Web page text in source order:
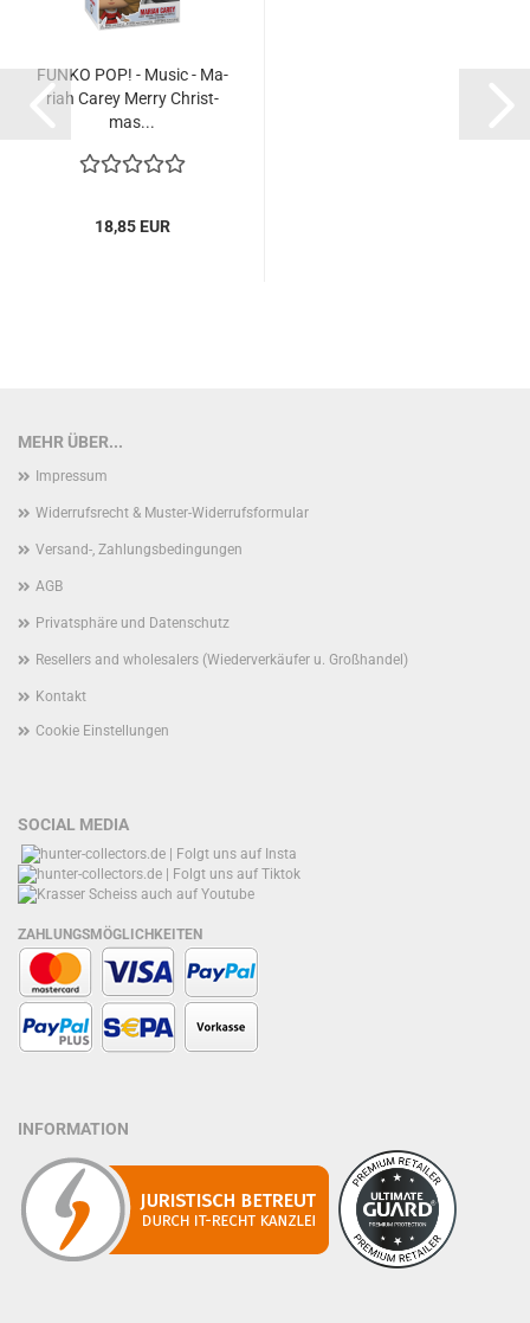
FUNKO POP! - Music - Ma­
riah Carey Merry Christ­
mas...
18,85 EUR
MEHR ÜBER...
Impressum
Widerrufsrecht & Muster-Widerrufsformular
Versand-, Zahlungsbedingungen
AGB
Privatsphäre und Datenschutz
Resellers and wholesalers (Wiederverkäufer u. Großhandel)
Kontakt
Cookie Einstellungen
SOCIAL MEDIA
ZAHLUNGSMÖGLICHKEITEN
INFORMATION